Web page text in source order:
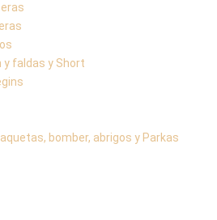
y faldas y Short
bomber, abrigos y Parkas